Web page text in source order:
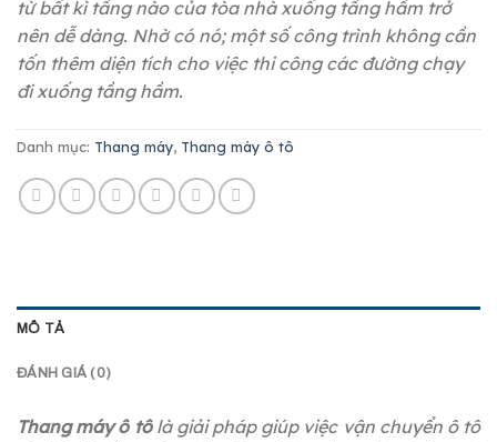
từ bất kì tầng nào của tòa nhà xuống tầng hầm trở
nên dễ dàng. Nhờ có nó; một số công trình không cần
tốn thêm diện tích cho việc thi công các đường chạy
đi xuống tầng hầm.
Danh mục: Thang máy, Thang máy ô tô
MÔ TẢ
ĐÁNH GIÁ (0)
Thang máy ô tôlà giải pháp giúp việc vận chuyển ô tô